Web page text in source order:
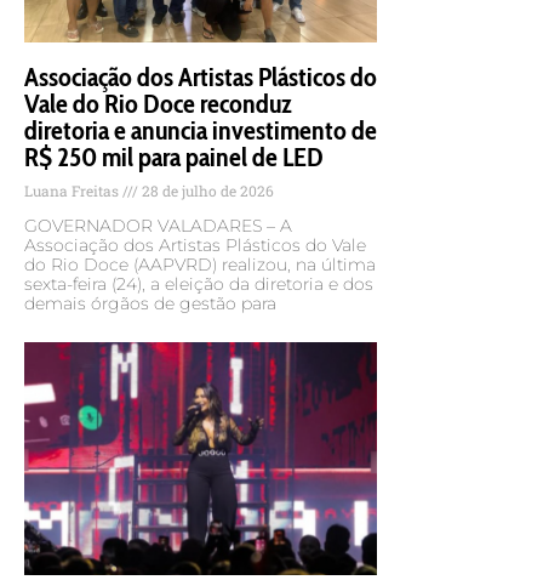
Associação dos Artistas Plásticos do
Vale do Rio Doce reconduz
diretoria e anuncia investimento de
R$ 250 mil para painel de LED
Luana Freitas 28 de julho de 2026
GOVERNADOR VALADARES – A
Associação dos Artistas Plásticos do Vale
do Rio Doce (AAPVRD) realizou, na última
sexta-feira (24), a eleição da diretoria e dos
demais órgãos de gestão para